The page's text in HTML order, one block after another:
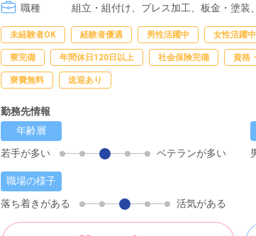
[4] 15:20～00:00
職種
組立・組付け、 プレス加工、 板金・塗装、
未経験者OK 経験者優遇 男性活躍中 女性活躍中
寮完備 年間休日120日以上 社会保険完備 資格
寮費無料 送迎あり
勤務先情報
年齢層
若手が多い
ベテランが多い
職場の様子
落ち着きがある
活気がある